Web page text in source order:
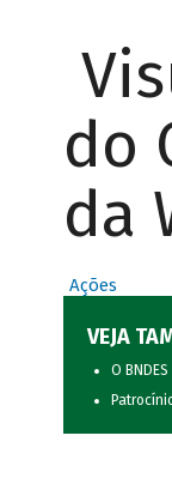
do
da
Ações
VEJA
O